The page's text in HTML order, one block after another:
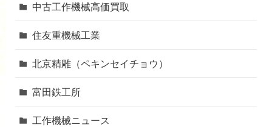
中古工作機械高価買取
住友重機械工業
北京精雕（ペキンセイチョウ）
富田鉄工所
工作機械ニュース